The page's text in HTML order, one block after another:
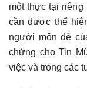
một thực tại
cần được thể
người môn đệ
chứng cho Tin
việc và trong các